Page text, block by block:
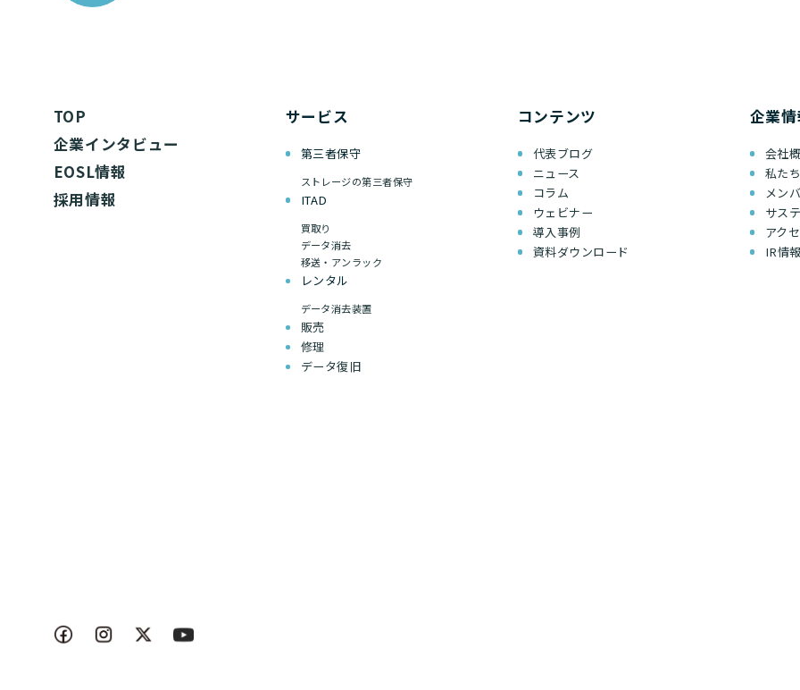
TOP
企業インタビュー
EOSL情報
採用情報
サービス
第三者保守
ストレージの第三者保守
ITAD
買取り
データ消去
移送・アンラック
レンタル
データ消去装置
販売
修理
データ復旧
コンテンツ
代表ブログ
ニュース
コラム
ウェビナー
導入事例
資料ダウンロード
企業情
会社
私た
メン
サス
アク
IR情報